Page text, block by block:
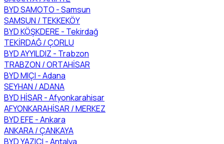
BYD SAMOTO - Samsun
SAMSUN / TEKKEKÖY
BYD KÖŞKDERE - Tekirdağ
TEKİRDAĞ / ÇORLU
BYD AYYILDIZ - Trabzon
TRABZON / ORTAHİSAR
BYD MIÇI - Adana
SEYHAN / ADANA
BYD HİSAR - Afyonkarahisar
AFYONKARAHİSAR / MERKEZ
BYD EFE - Ankara
ANKARA / ÇANKAYA
BYD YAZICI - Antalya